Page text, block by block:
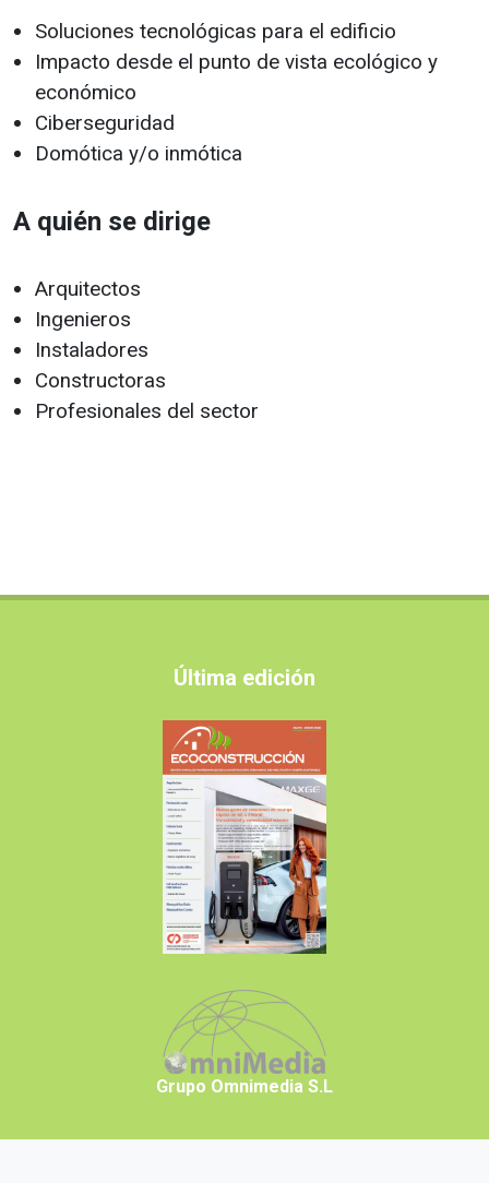
Soluciones tecnológicas para el edificio
Impacto desde el punto de vista ecológico y
económico
Ciberseguridad
Domótica y/o inmótica
A quién se dirige
Arquitectos
Ingenieros
Instaladores
Constructoras
Profesionales del sector
Última edición
Grupo Omnimedia S.L